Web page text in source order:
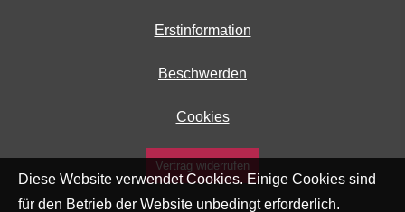
Erstinformation
Beschwerden
Cookies
Vertrag widerrufen
Diese Website verwendet Cookies. Einige Cookies sind
für den Betrieb der Website unbedingt erforderlich.